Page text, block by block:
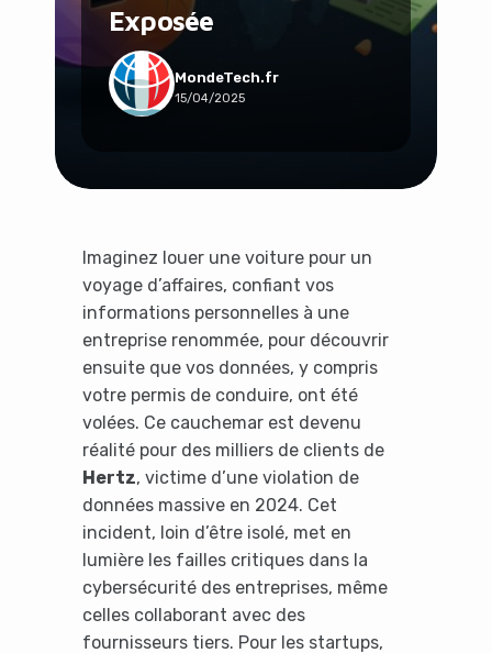
Exposée
MondeTech.fr
15/04/2025
Imaginez louer une voiture pour un
voyage d’affaires, confiant vos
informations personnelles à une
entreprise renommée, pour découvrir
ensuite que vos données, y compris
votre permis de conduire, ont été
volées. Ce cauchemar est devenu
réalité pour des milliers de clients de
Hertz, victime d’une violation de
données massive en 2024. Cet
incident, loin d’être isolé, met en
lumière les failles critiques dans la
cybersécurité des entreprises, même
celles collaborant avec des
fournisseurs tiers. Pour les startups,
Social & Communauté
Tech & Développement
Travail & Productivité
Voyage